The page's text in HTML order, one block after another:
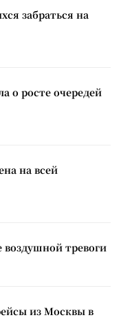
забраться на
о росте очередей
на всей
воздушной тревоги
из Москвы в